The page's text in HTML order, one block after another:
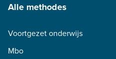
Alle methodes
Voortgezet onderwijs
Mbo